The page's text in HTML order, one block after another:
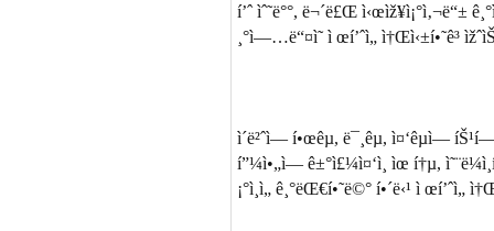
í’ˆ ìˆ˜ë°°, ë¬´ë£Œ ì‹œìž¥ì¡°ì‚¬ë“±
¸°ì—…ë“¤ì˜ ì œí’ˆì„ ì†Œì‹±í•˜ê³
ì´ë²ˆì— í•œêµ­, ë¯¸êµ­, ì¤‘êµ­ì—
í”¼ì•„ì— ê±°ì£¼ì¤‘ì¸ ìœ í†µ,
¡°ì¸ì„ ê¸°ëŒ€í•˜ë©° í•´ë‹¹ ì œí’ˆì„